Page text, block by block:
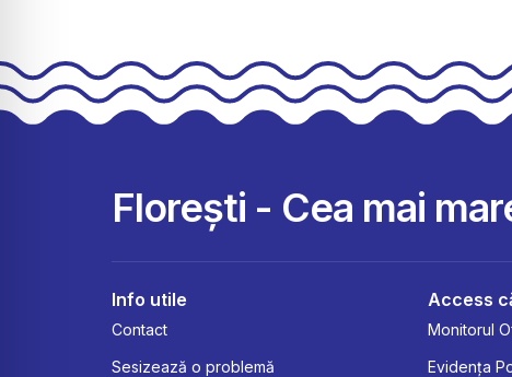
Florești - Cea mai
Info utile
Contact
Sesizează o problemă
Access
Monitorul
Evidența